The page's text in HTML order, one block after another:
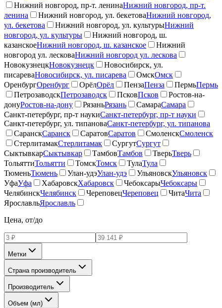
Нижний новгород, пр-т. ленинаНижний новгород, пр-т.
ленина
Нижний новгород, ул. бекетоваНижний новгород,
ул. бекетова
Нижний новгород, ул. культурыНижний
новгород, ул. культуры
Нижний новгород, ш.
казанскоеНижний новгород, ш. казанское
Нижний
новгород ул. лесковаНижний новгород ул. лескова
НовокузнецкНовокузнецк
Новосибирск, ул.
писареваНовосибирск, ул. писарева ОмскОмск
ОренбургОренбург ОрёлОрёл ПензаПенза ПермьПермь
ПетрозаводскПетрозаводск ПсковПсков
Ростов-на-
донуРостов-на-дону РязаньРязань СамараСамара
Санкт-петербург, пр-т наукиСанкт-петербург, пр-т науки
Санкт-петербург, ул. типановаСанкт-петербург, ул. типанова
СаранскСаранск СаратовСаратов СмоленскСмоленск
СтерлитамакСтерлитамак СургутСургут
СыктывкарСыктывкар ТамбовТамбов ТверьТверь
ТольяттиТольятти ТомскТомск ТулаТула
ТюменьТюмень Улан-удэУлан-удэ УльяновскУльяновск
УфаУфа ХабаровскХабаровск ЧебоксарыЧебоксары
ЧелябинскЧелябинск ЧереповецЧереповец ЧитаЧита
ЯрославльЯрославль
Цена, от/до
Метки
Страна производитель
Производитель
Объем (мл)